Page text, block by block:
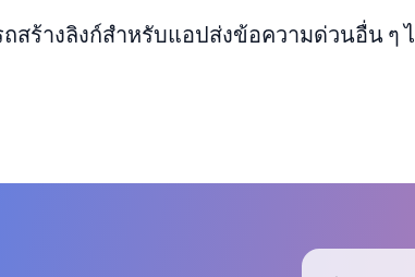
สร้างลิงก์สำหรับแอปส่งข้อความด่วนอื่น ๆ